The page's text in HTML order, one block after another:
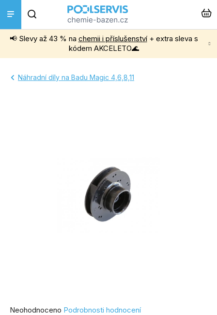
obsah
📢 Slevy až 43 % na chemii i příslušenství+ extra sleva s
kódem AKCELETO🌊
Bazénová chemie
Náhradní díly na Badu Magic 4,6,8,11
Průměrné
Neohodnoceno Podrobnosti hodnocení